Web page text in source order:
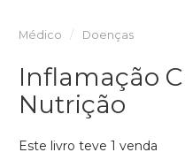
Médico Doenças
Inflamação
Nutrição
Este livro teve 1 venda